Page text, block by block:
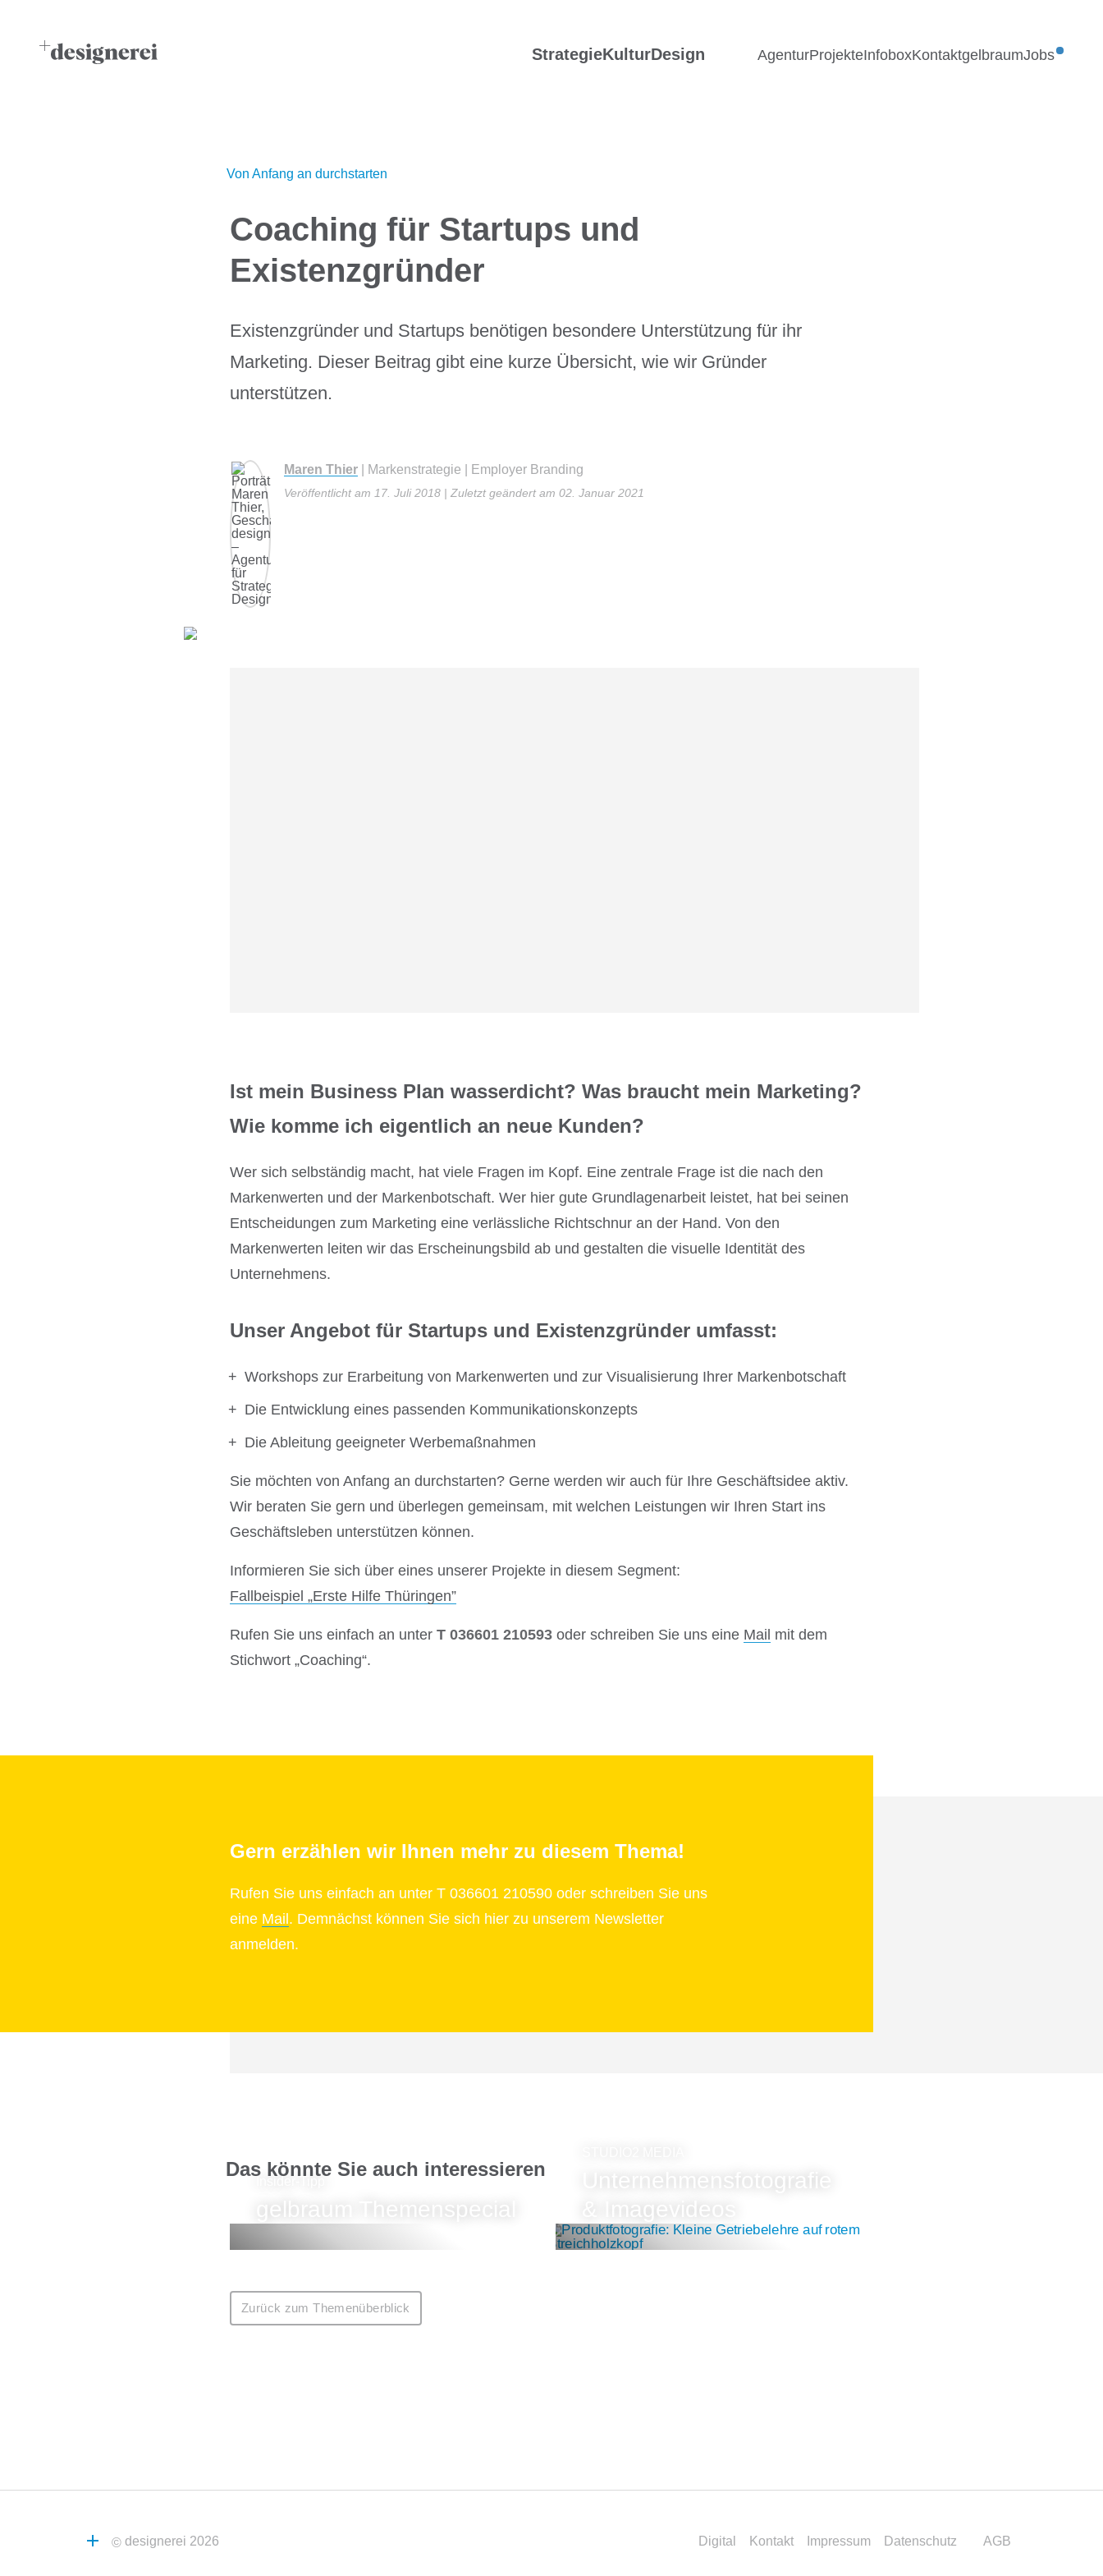
StrategieKulturDesign AgenturProjekteInfoboxKontaktgelbraumJobs
Von Anfang an durchstarten
Coaching für Startups und
Existenzgründer
Existenzgründer und Startups benötigen besondere Unterstützung für ihr
Marketing. Dieser Beitrag gibt eine kurze Übersicht, wie wir Gründer
unterstützen.
Maren Thier | Markenstrategie | Employer Branding
Veröffentlicht am 17. Juli 2018 | Zuletzt geändert am 02. Januar 2021
Ist mein Business Plan wasserdicht? Was braucht mein Marketing?
Wie komme ich eigentlich an neue Kunden?
Wer sich selbständig macht, hat viele Fragen im Kopf. Eine zentrale Frage ist die nach den
Markenwerten und der Markenbotschaft. Wer hier gute Grundlagenarbeit leistet, hat bei seinen
Entscheidungen zum Marketing eine verlässliche Richtschnur an der Hand. Von den
Markenwerten leiten wir das Erscheinungsbild ab und gestalten die visuelle Identität des
Unternehmens.
Unser Angebot für Startups und Existenzgründer umfasst:
Workshops zur Erarbeitung von Markenwerten und zur Visualisierung Ihrer Markenbotschaft
Die Entwicklung eines passenden Kommunikationskonzepts
Die Ableitung geeigneter Werbemaßnahmen
Sie möchten von Anfang an durchstarten? Gerne werden wir auch für Ihre Geschäftsidee aktiv.
Wir beraten Sie gern und überlegen gemeinsam, mit welchen Leistungen wir Ihren Start ins
Geschäftsleben unterstützen können.
Informieren Sie sich über eines unserer Projekte in diesem Segment:
Fallbeispiel „Erste Hilfe Thüringen”
Rufen Sie uns einfach an unter T 036601 210593 oder schreiben Sie uns eine Mail mit dem
Stichwort „Coaching“.
Gern erzählen wir Ihnen mehr zu diesem Thema!
Rufen Sie uns einfach an unter T 036601 210590 oder schreiben Sie uns
eine Mail . Demnächst können Sie sich hier zu unserem Newsletter
anmelden.
Das könnte Sie auch interessieren
Unternehmensfotografie
& Imagevideos
Zurück zum Themenüberblick
©designerei 2026 Digital Kontakt Impressum Datenschutz AGB